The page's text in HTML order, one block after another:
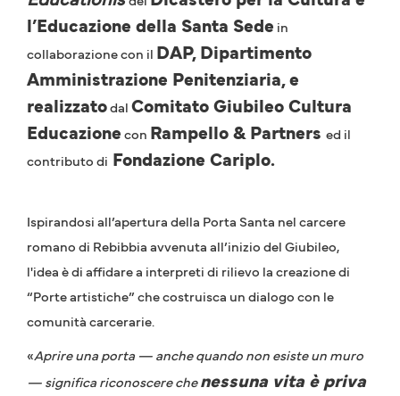
l’Educazione della Santa Sede in
collaborazione con il DAP, Dipartimento
Amministrazione Penitenziaria, e
realizzatodalComitato Giubileo Cultura
Educazionecon Rampello & Partners ed il
contributo di Fondazione Cariplo.
Ispirandosi all’apertura della Porta Santa nel carcere
romano di Rebibbia avvenuta all’inizio del Giubileo,
l'idea è di affidare a interpreti di rilievo la creazione di
“Porte artistiche” che costruisca un dialogo con le
comunità carcerarie.
«Aprire una porta — anche quando non esiste un muro
— significa riconoscere chenessuna vita è priva